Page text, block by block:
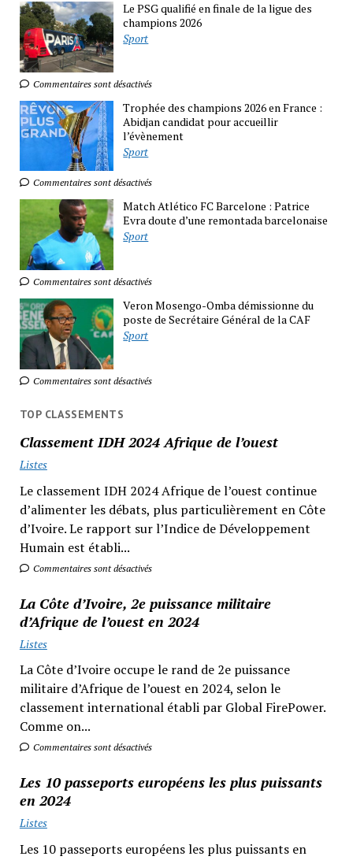
Le PSG qualifié en finale de la ligue des
champions 2026
Sport
Commentaires sont désactivés
Trophée des champions 2026 en France :
Abidjan candidat pour accueillir
l’évènement
Sport
Commentaires sont désactivés
Match Atlético FC Barcelone : Patrice
Evra doute d’une remontada barcelonaise
Sport
Commentaires sont désactivés
Veron Mosengo-Omba démissionne du
poste de Secrétaire Général de la CAF
Sport
Commentaires sont désactivés
TOP CLASSEMENTS
Classement IDH 2024 Afrique de l’ouest
Listes
Le classement IDH 2024 Afrique de l’ouest continue
d’alimenter les débats, plus particulièrement en Côte
d’Ivoire. Le rapport sur l’Indice de Développement
Humain est établi...
Commentaires sont désactivés
La Côte d’Ivoire, 2e puissance militaire
d’Afrique de l’ouest en 2024
Listes
La Côte d’Ivoire occupe le rand de 2e puissance
militaire d’Afrique de l’ouest en 2024, selon le
classement international établi par Global FirePower.
Comme on...
Commentaires sont désactivés
Les 10 passeports européens les plus puissants
en 2024
Listes
Les 10 passeports européens les plus puissants en